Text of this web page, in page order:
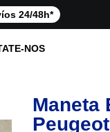
24/48h*
NOS
Maneta